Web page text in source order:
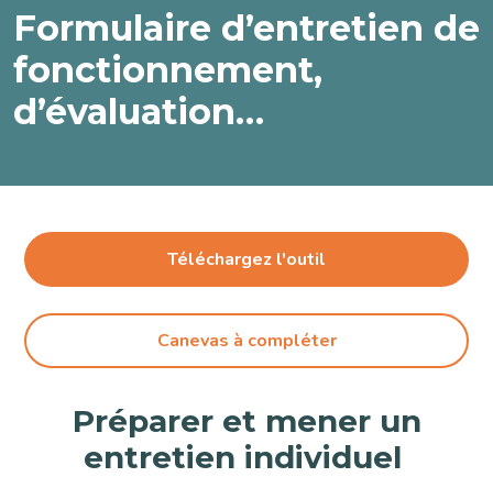
Formulaire d’entretien de
fonctionnement,
d’évaluation…
Téléchargez l'outil
Canevas à compléter
Préparer et mener un
entretien individuel